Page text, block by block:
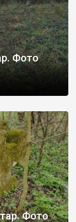
Фото
Фото